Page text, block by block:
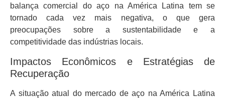
balança comercial do aço na América Latina tem se
tornado cada vez mais negativa, o que gera
preocupações sobre a sustentabilidade e a
competitividade das indústrias locais.
Impactos Econômicos e Estratégias de
Recuperação
A situação atual do mercado de aço na América Latina